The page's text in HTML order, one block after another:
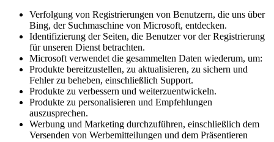
Verfolgung von Registrierungen von Benutzern, die uns über
Bing, der Suchmaschine von Microsoft, entdecken.
Identifizierung der Seiten, die Benutzer vor der Registrierung
für unseren Dienst betrachten.
Microsoft verwendet die gesammelten Daten wiederum, um:
Produkte bereitzustellen, zu aktualisieren, zu sichern und
Fehler zu beheben, einschließlich Support.
Produkte zu verbessern und weiterzuentwickeln.
Produkte zu personalisieren und Empfehlungen
auszusprechen.
Werbung und Marketing durchzuführen, einschließlich dem
Versenden von Werbemitteilungen und dem Präsentieren